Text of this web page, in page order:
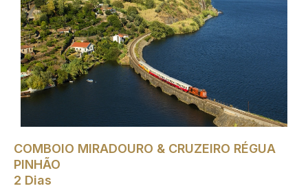
COMBOIO MIRADOURO & CRUZEIRO RÉGUA
PINHÃO
2 Dias